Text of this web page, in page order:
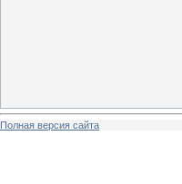
Полная версия сайта